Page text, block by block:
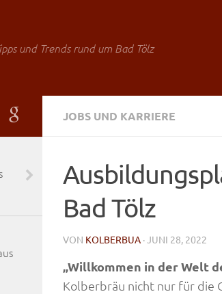
und Trends rund um Bad Tölz
JOBS UND KARRIERE
Bad Tölz
VON KOLBERBUA · JUNI 28, 2022
„Willkommen in der Welt
Kolberbräu nicht nur für die